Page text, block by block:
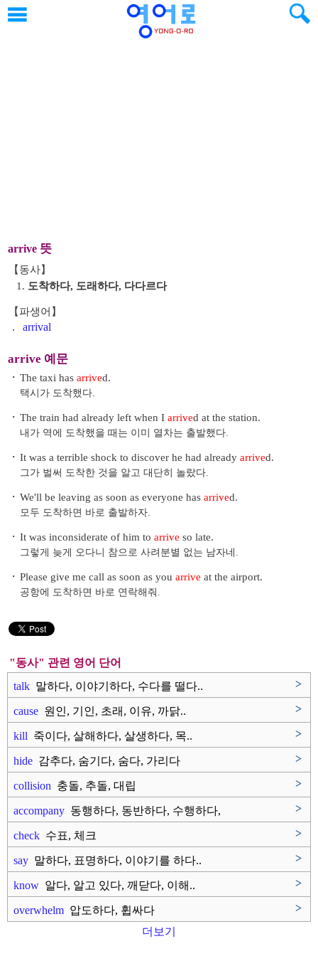
arrive 뜻
【동사】
1. 도착하다, 도래하다, 다다르다
【파생어】
. arrival
arrive 예문
・ The taxi has arrived.
택시가 도착했다.
・ The train had already left when I arrived at the station.
내가 역에 도착했을 때는 이미 열차는 출발했다.
・ It was a terrible shock to discover he had already arrived.
그가 벌써 도착한 것을 알고 대단히 놀랐다.
・ We'll be leaving as soon as everyone has arrived.
모두 도착하면 바로 출발하자.
・ It was inconsiderate of him to arrive so late.
그렇게 늦게 오다니 참으로 사려분별 없는 남자네.
・ Please give me call as soon as you arrive at the airport.
공항에 도착하면 바로 연락해줘.
"동사" 관련 영어 단어
talk 말하다, 이야기하다, 수다를 떨다.. >
cause 원인, 기인, 초래, 이유, 까닭.. >
kill 죽이다, 살해하다, 살생하다, 목.. >
hide 감추다, 숨기다, 숨다, 가리다 >
collision 충돌, 추돌, 대립 >
accompany 동행하다, 동반하다, 수행하다,
>
check 수표, 체크 >
say 말하다, 표명하다, 이야기를 하다.. >
know 알다, 알고 있다, 깨닫다, 이해.. >
overwhelm 압도하다, 휩싸다
>
더보기